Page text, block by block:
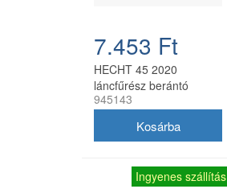
7.453 Ft
HECHT 45 2020
láncfűrész berántó
komplett, narancssárga
945143
Ingyenes szállítás